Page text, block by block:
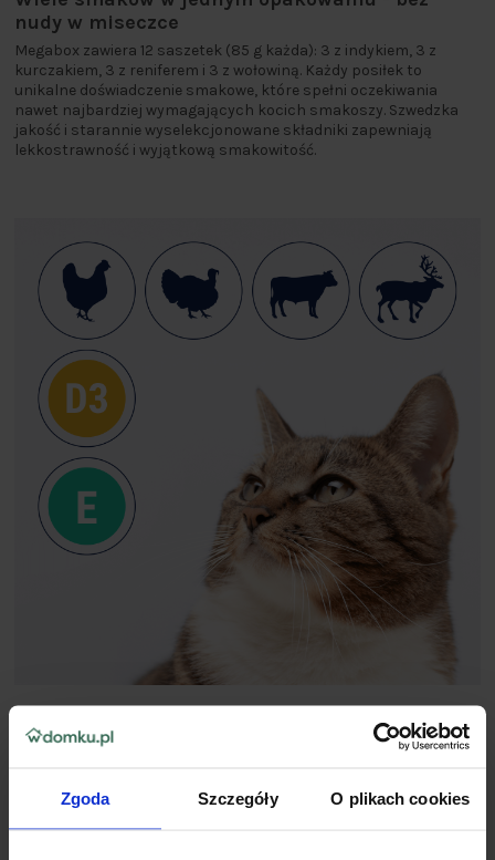
Zgoda Szczegóły O plikach cookies
nudy w miseczce
Megabox zawiera 12 saszetek (85 g każda): 3 z indykiem, 3 z
kurczakiem, 3 z reniferem i 3 z wołowiną. Każdy posiłek to
unikalne doświadczenie smakowe, które spełni oczekiwania
nawet najbardziej wymagających kocich smakoszy. Szwedzka
jakość i starannie wyselekcjonowane składniki zapewniają
lekkostrawność i wyjątkową smakowitość.
Zalety Bozita Tasty Meat Menu Megabox:
Receptura bez zbóż
– idealna dla wszystkich kotów, a
szczególnie dla tych z wrażliwym układem trawiennym,
które gorzej radzą sobie ze zbożami w diecie